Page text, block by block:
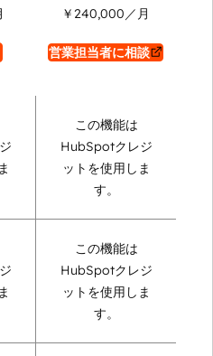
￥240,000 ／月
営業担当者に相談
この機能は
HubSpotクレジ
ットを使用しま
す。
この機能は
HubSpotクレジ
ットを使用しま
す。